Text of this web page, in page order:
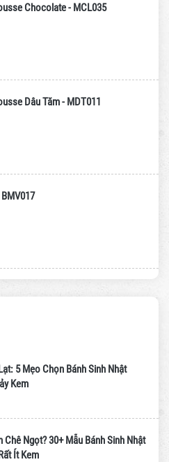
Chocolate - MCL035
Dâu Tăm - MDT011
5 Mẹo Chọn Bánh Sinh Nhật
Kem
Chê Ngọt? 30+ Mẫu Bánh Sinh Nhật
Ít Kem